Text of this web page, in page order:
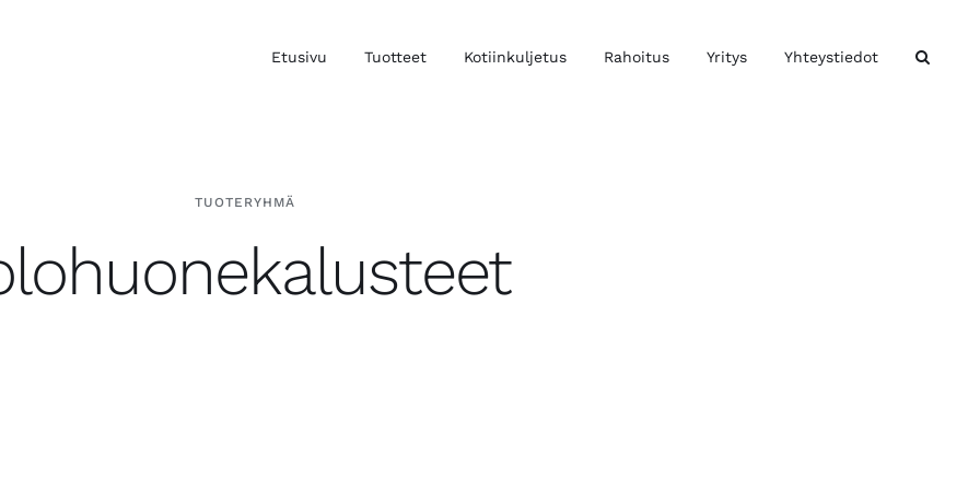
Etusivu Tuotteet Kotiinkuljetus Rahoitus Yritys Yhteystiedot
TUOTERYHMÄ